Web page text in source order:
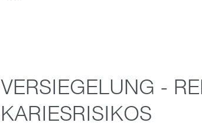
VERSIEGELUNG -
KARIESRISIKOS